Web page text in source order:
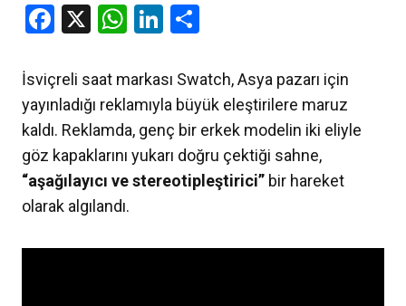
Facebook
X WhatsApp
LinkedIn
İsviçreli saat markası Swatch, Asya pazarı için
yayınladığı reklamıyla büyük eleştirilere maruz
kaldı. Reklamda, genç bir erkek modelin iki eliyle
göz kapaklarını yukarı doğru çektiği sahne,
“aşağılayıcı ve stereotipleştirici” bir hareket
olarak algılandı.